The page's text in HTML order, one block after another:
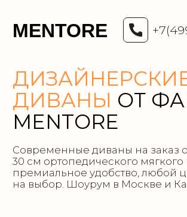
ДИВАНЫОТ ФАБРИКИ
MENTORE
+7(499)-302-32-49
Cовременные диваны на заказ от 350 000 руб.
30 см ортопедического мягкого наполнителя,
премиальное удобство, любой цвет и ткань
на выбор. Шоурум в Москве и Казани.
MENTORE